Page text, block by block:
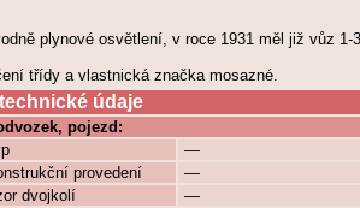
plynové osvětlení, v roce 1931 měl již vůz 1-
třídy a vlastnická značka mosazné.
údaje
pojezd:
—
provedení
—
dvojkolí
—